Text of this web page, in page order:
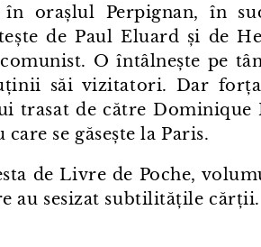
în orașlul Perpignan, în
de Paul Eluard și de
O întâlnește pe
săi vizitatori. Dar
de către Dominique
se găsește la Paris.
de Livre de Poche,
au sesizat subtilitățile cărții.